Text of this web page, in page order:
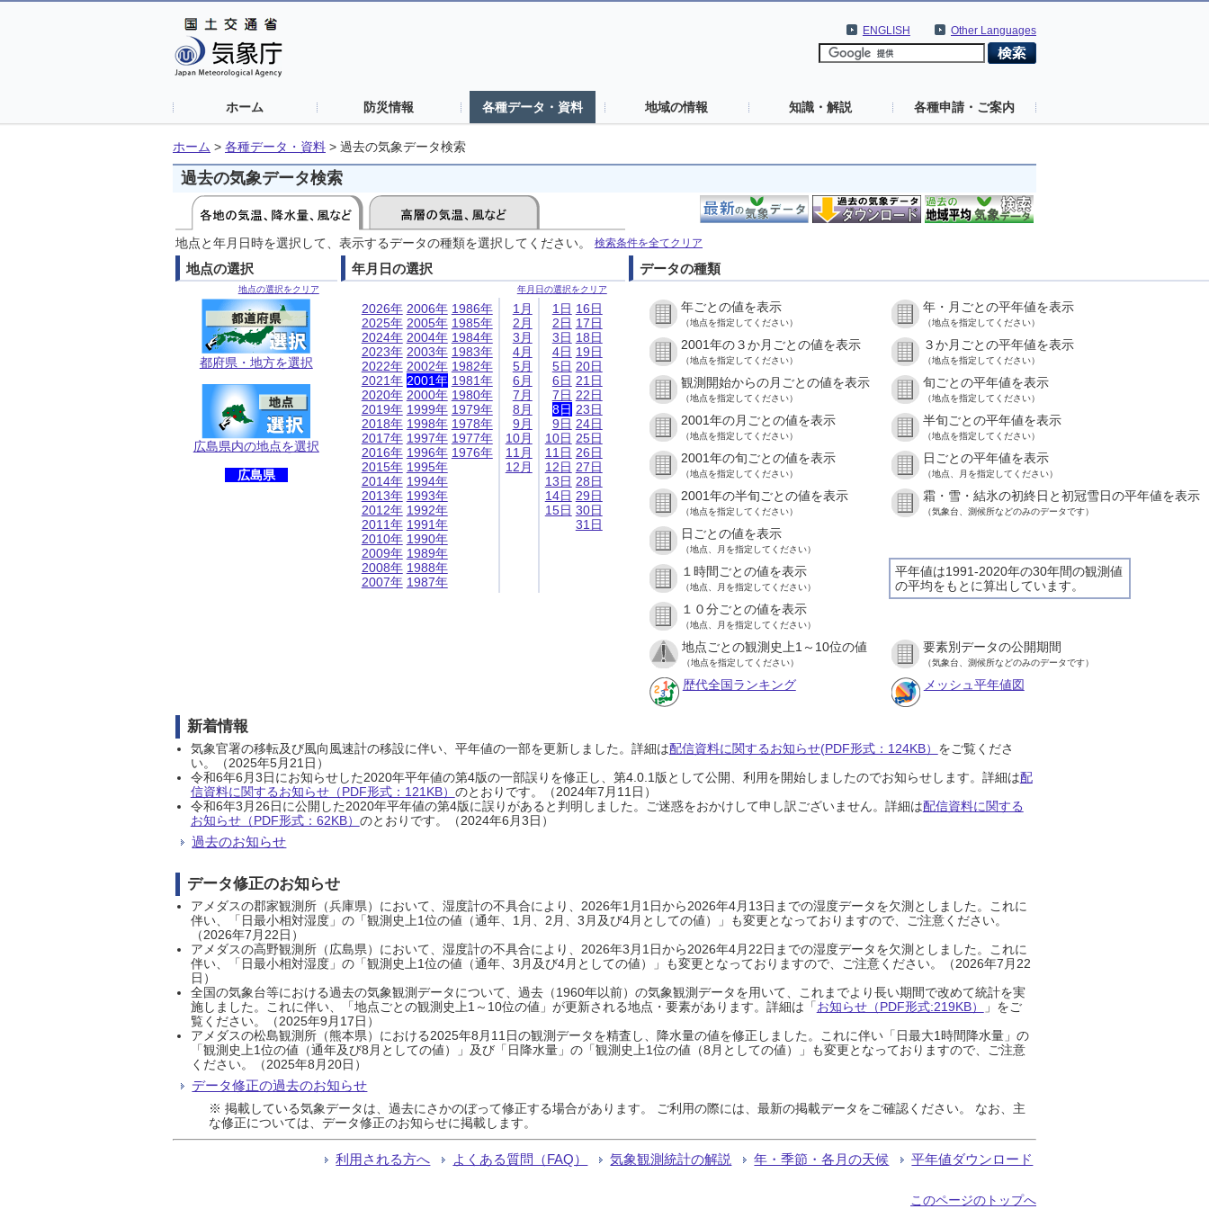
Other Languages
ENGLISH
ホーム 防災情報 各種データ・資料 地域の情報 知識・解説 各種申請・ご案内
ホーム > 各種データ・資料 > 過去の気象データ検索
過去の気象データ検索
地点と年月日時を選択して、表示するデータの種類を選択してください。 検索条件を全てクリア
地点の選択
地点の選択をクリア
都府県・地方を選択
広島県内の地点を選択
広島県
年月日の選択
年月日の選択をクリア
2026年
2025年
2024年
2023年
2022年
2021年
2020年
2019年
2018年
2017年
2016年
2015年
2014年
2013年
2012年
2011年
2010年
2009年
2008年
2007年
2006年
2005年
2004年
2003年
2002年
2001年
2000年
1999年
1998年
1997年
1996年
1995年
1994年
1993年
1992年
1991年
1990年
1989年
1988年
1987年
1986年
1985年
1984年
1983年
1982年
1981年
1980年
1979年
1978年
1977年
1976年
1月
2月
3月
4月
5月
6月
7月
8月
9月
10月
11月
12月
1日
2日
3日
4日
5日
6日
7日
8日
9日
10日
11日
12日
13日
14日
15日
16日
17日
18日
19日
20日
21日
22日
23日
24日
25日
26日
27日
28日
29日
30日
31日
データの種類
年ごとの値を表示
（地点を指定してください）
年・月ごとの平年値を表示
（地点を指定してください）
2001年の３か月ごとの値を表示
（地点を指定してください）
３か月ごとの平年値を表示
（地点を指定してください）
観測開始からの月ごとの値を表示
（地点を指定してください）
旬ごとの平年値を表示
（地点を指定してください）
2001年の月ごとの値を表示
（地点を指定してください）
半旬ごとの平年値を表示
（地点を指定してください）
2001年の旬ごとの値を表示
（地点を指定してください）
日ごとの平年値を表示
（地点、月を指定してください）
2001年の半旬ごとの値を表示
（地点を指定してください）
霜・雪・結氷の初終日と初冠雪日の平年値を表示
（気象台、測候所などのみのデータです）
日ごとの値を表示
（地点、月を指定してください）
平年値は1991-2020年の30年間の観測値
の平均をもとに算出しています。
１時間ごとの値を表示
（地点、月を指定してください）
１０分ごとの値を表示
（地点、月を指定してください）
地点ごとの観測史上1～10位の値
（地点を指定してください）
要素別データの公開期間
（気象台、測候所などのみのデータです）
歴代全国ランキング メッシュ平年値図
新着情報
気象官署の移転及び風向風速計の移設に伴い、平年値の一部を更新しました。詳細は配信資料に関するお知らせ(PDF形式：124KB） をご覧くださ
い。（2025年5月21日）
令和6年6月3日にお知らせした2020年平年値の第4版の一部誤りを修正し、第4.0.1版として公開、利用を開始しましたのでお知らせします。詳細は配
信資料に関するお知らせ（PDF形式：121KB） のとおりです。（2024年7月11日）
令和6年3月26日に公開した2020年平年値の第4版に誤りがあると判明しました。ご迷惑をおかけして申し訳ございません。詳細は配信資料に関する
お知らせ（PDF形式：62KB） のとおりです。（2024年6月3日）
過去のお知らせ
データ修正のお知らせ
アメダスの郡家観測所（兵庫県）において、湿度計の不具合により、2026年1月1日から2026年4月13日までの湿度データを欠測としました。これに
伴い、「日最小相対湿度」の「観測史上1位の値（通年、1月、2月、3月及び4月としての値）」も変更となっておりますので、ご注意ください。
（2026年7月22日）
アメダスの高野観測所（広島県）において、湿度計の不具合により、2026年3月1日から2026年4月22日までの湿度データを欠測としました。これに
伴い、「日最小相対湿度」の「観測史上1位の値（通年、3月及び4月としての値）」も変更となっておりますので、ご注意ください。（2026年7月22
日）
全国の気象台等における過去の気象観測データについて、過去（1960年以前）の気象観測データを用いて、これまでより長い期間で改めて統計を実
施しました。これに伴い、「地点ごとの観測史上1～10位の値」が更新される地点・要素があります。詳細は「お知らせ（PDF形式:219KB）
」をご
覧ください。（2025年9月17日）
アメダスの松島観測所（熊本県）における2025年8月11日の観測データを精査し、降水量の値を修正しました。これに伴い「日最大1時間降水量」の
「観測史上1位の値（通年及び8月としての値）」及び「日降水量」の「観測史上1位の値（8月としての値）」も変更となっておりますので、ご注意
ください。（2025年8月20日）
データ修正の過去のお知らせ
※ 掲載している気象データは、過去にさかのぼって修正する場合があります。 ご利用の際には、最新の掲載データをご確認ください。 なお、主
な修正については、データ修正のお知らせに掲載します。
利用される方へ よくある質問（FAQ） 気象観測統計の解説 年・季節・各月の天候 平年値ダウンロード
このページのトップへ